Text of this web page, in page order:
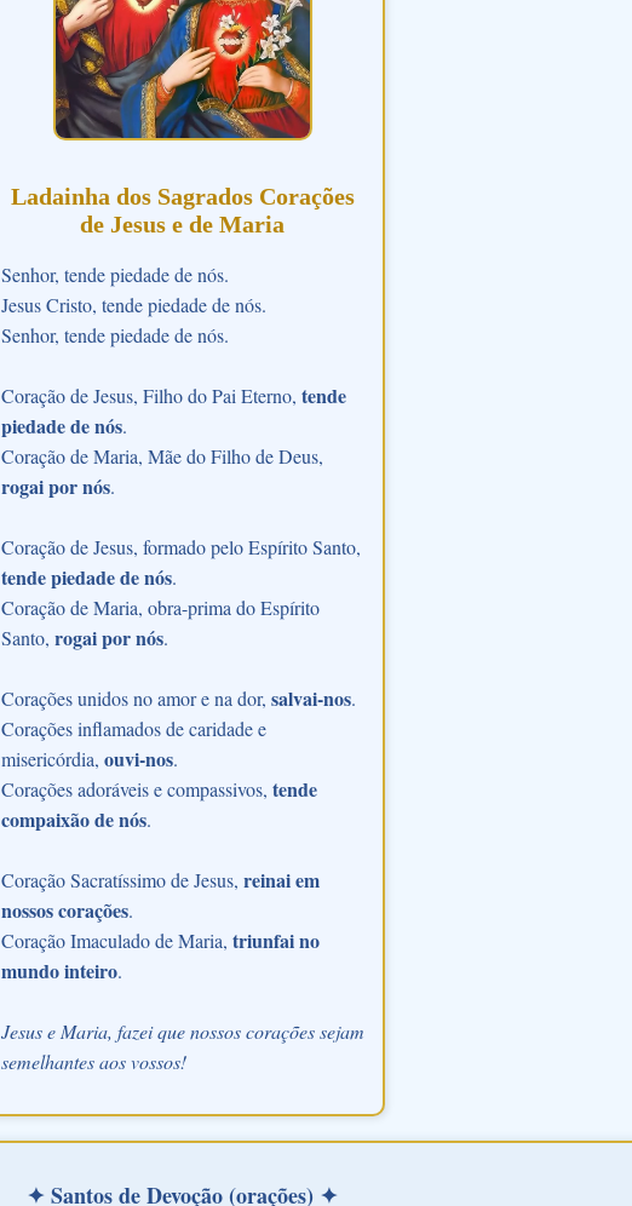
Ladainha dos Sagrados Corações
de Jesus e de Maria
Senhor, tende piedade de nós.
Jesus Cristo, tende piedade de nós.
Senhor, tende piedade de nós.
Coração de Jesus, Filho do Pai Eterno, tende
piedade de nós.
Coração de Maria, Mãe do Filho de Deus,
rogai por nós.
Coração de Jesus, formado pelo Espírito Santo,
tende piedade de nós.
Coração de Maria, obra-prima do Espírito
Santo, rogai por nós.
Corações unidos no amor e na dor, salvai-nos.
Corações inflamados de caridade e
misericórdia, ouvi-nos.
Corações adoráveis e compassivos, tende
compaixão de nós.
Coração Sacratíssimo de Jesus, reinai em
nossos corações.
Coração Imaculado de Maria, triunfai no
mundo inteiro.
Jesus e Maria, fazei que nossos corações sejam
semelhantes aos vossos!
✦ Santos de Devoção (orações) ✦